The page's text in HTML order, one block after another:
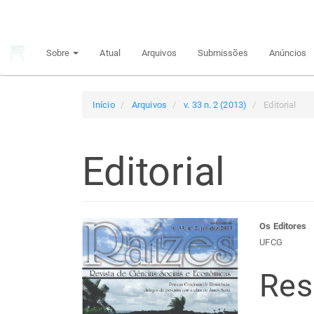
principal
Sobre Atual Arquivos Submissões Anúncios
Início Arquivos v. 33 n. 2 (2013) Editorial
Editorial
Barra
lateral
de
do
Os Editores
UFCG